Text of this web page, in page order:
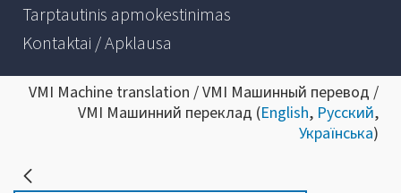
Tarptautinis apmokestinimas
Kontaktai / Apklausa
VMI Machine translation / VMI Машинный перевод /
VMI Машинний переклад (English, Русский,
Українська)